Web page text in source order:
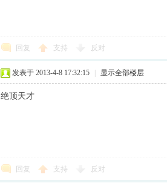
回复 支持 反对
发表于 2013-4-8 17:32:15 显示全部楼层
绝顶天才
回复 支持 反对